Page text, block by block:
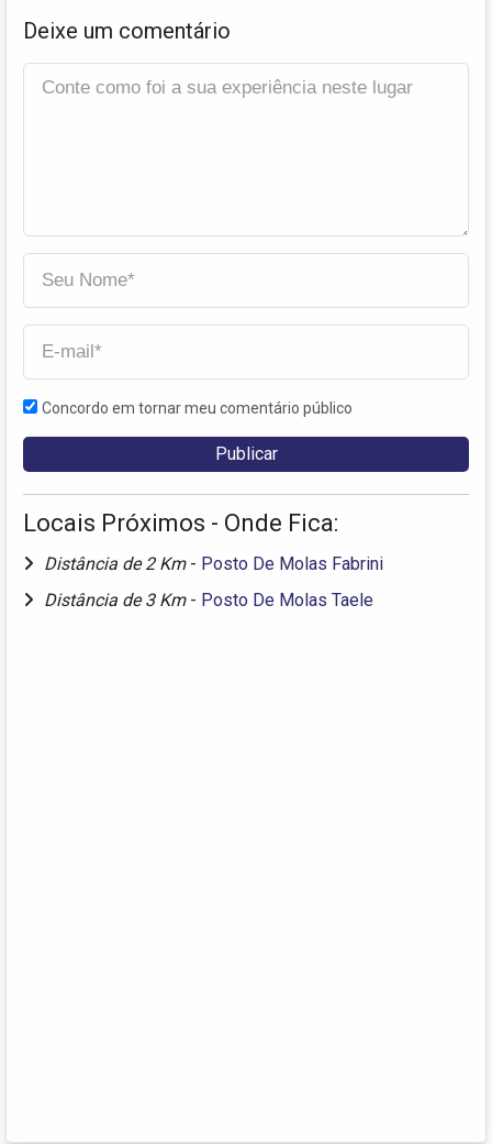
Deixe um comentário
Concordo em tornar meu comentário público
Locais Próximos - Onde Fica:
Distância de 2 Km - Posto De Molas Fabrini
Distância de 3 Km - Posto De Molas Taele